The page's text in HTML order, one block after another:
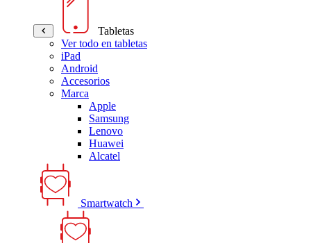
Tabletas
Ver todo en tabletas
iPad
Android
Accesorios
Marca
Apple
Samsung
Lenovo
Huawei
Alcatel
Smartwatch